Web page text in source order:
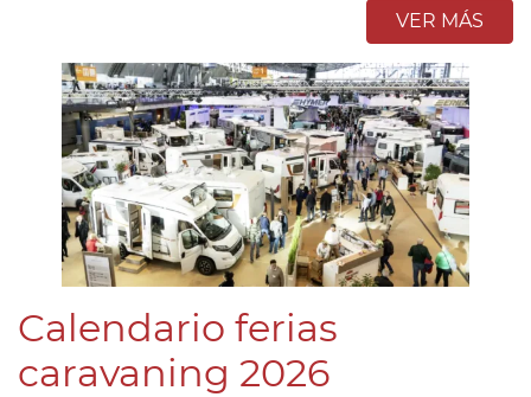
VER MÁS
Calendario ferias
caravaning 2026